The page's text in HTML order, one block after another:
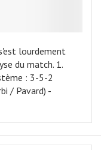
lourdement
du match. 1.
: 3-5-2
/ Pavard) -